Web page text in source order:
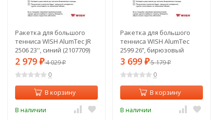
Ракетка для большого
тенниса WISH AlumTec JR
2506 23'', синий (2107709)
2 979 ₽4 029₽
0
В корзину
В наличии
Ракетка для большого
тенниса WISH AlumTec
2599 26’’, бирюзовый
(2107711)
3 699 ₽5 179₽
0
В корзину
В наличии